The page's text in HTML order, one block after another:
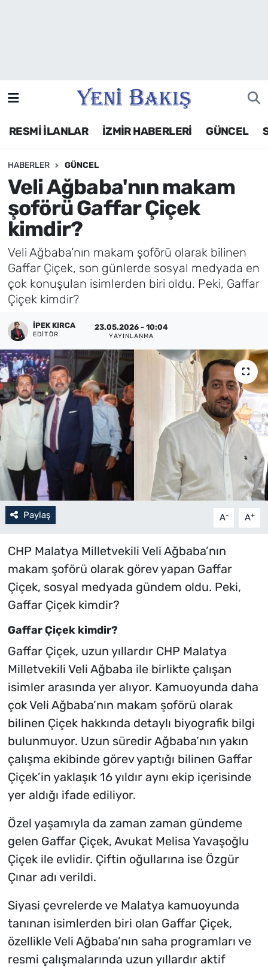
RESMİ İLANLAR İZMİR HABERLERİ GÜNCEL
HABERLER GÜNCEL
Veli Ağbaba'nın makam
şoförü Gaffar Çiçek
kimdir?
Veli Ağbaba’nın makam şoförü olarak bilinen
Gaffar Çiçek, son günlerde sosyal medyada en
çok konuşulan isimlerden biri oldu. Peki, Gaffar
Çiçek kimdir?
İPEK KIRCA
EDITÖR
23.05.2026 - 10:04
YAYINLANMA
Paylaş A- A+
CHP Malatya Milletvekili Veli Ağbaba’nın
makam şoförü olarak görev yapan Gaffar
Çiçek, sosyal medyada gündem oldu. Peki,
Gaffar Çiçek kimdir?
Gaffar Çiçek kimdir?
Gaffar Çiçek, uzun yıllardır CHP Malatya
Milletvekili Veli Ağbaba ile birlikte çalışan
isimler arasında yer alıyor. Kamuoyunda daha
çok Veli Ağbaba’nın makam şoförü olarak
bilinen Çiçek hakkında detaylı biyografik bilgi
bulunmuyor. Uzun süredir Ağbaba’nın yakın
çalışma ekibinde görev yaptığı bilinen Gaffar
Çiçek’in yaklaşık 16 yıldır aynı ekip içerisinde
yer aldığı ifade ediliyor.
Özel yaşamıyla da zaman zaman gündeme
gelen Gaffar Çiçek, Avukat Melisa Yavaşoğlu
Çiçek ile evlidir. Çiftin oğullarına ise Özgür
Çınar adı verildi.
Siyasi çevrelerde ve Malatya kamuoyunda
tanınan isimlerden biri olan Gaffar Çiçek,
özellikle Veli Ağbaba’nın saha programları ve
resmi çalışmalarında uzun yıllardır aktif
Siyaset
Asayiş / Polis-Adliye
Spor
Magazin
Foto Galeri
Künye
İletişim